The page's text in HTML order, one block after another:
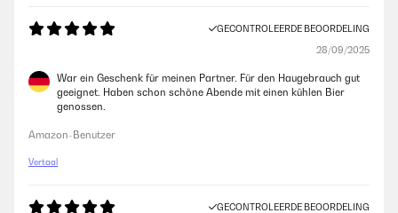
GECONTROLEERDE BEOORDELING
28/09/2025
War ein Geschenk für meinen Partner. Für den Haugebrauch gut
geeignet. Haben schon schöne Abende mit einen kühlen Bier
genossen.
Amazon-Benutzer
Vertaal
GECONTROLEERDE BEOORDELING